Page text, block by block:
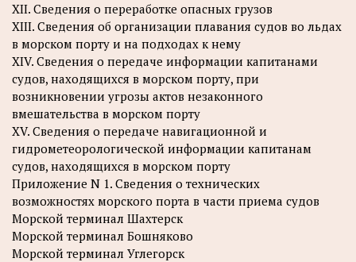
XII. Сведения о переработке опасных грузов
XIII. Сведения об организации плавания судов во льдах
в морском порту и на подходах к нему
XIV. Сведения о передаче информации капитанами
судов, находящихся в морском порту, при
возникновении угрозы актов незаконного
вмешательства в морском порту
XV. Сведения о передаче навигационной и
гидрометеорологической информации капитанам
судов, находящихся в морском порту
Приложение N 1. Сведения о технических
возможностях морского порта в части приема судов
Морской терминал Шахтерск
Морской терминал Бошняково
Морской терминал Углегорск